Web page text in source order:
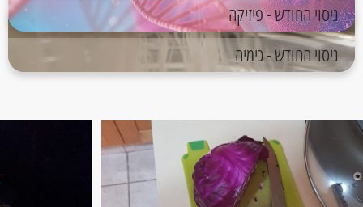
ניסוי החודש - פיזיקה
ניסוי החודש - כימיה